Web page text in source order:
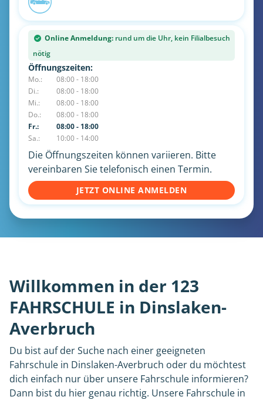
Online Anmeldung: rund um die Uhr, kein Filialbesuch
nötig
Öffnungszeiten:
Mo.:
08:00 - 18:00
Di.:
08:00 - 18:00
Mi.:
08:00 - 18:00
Do.:
08:00 - 18:00
Fr.:
08:00 - 18:00
Sa.:
10:00 - 14:00
Die Öffnungszeiten können variieren. Bitte
vereinbaren Sie telefonisch einen Termin.
JETZT ONLINE ANMELDEN
Willkommen in der 123
FAHRSCHULE in Dinslaken-
Averbruch
Du bist auf der Suche nach einer geeigneten
Fahrschule in Dinslaken-Averbruch oder du möchtest
dich einfach nur über unsere Fahrschule informieren?
Dann bist du hier genau richtig. Unsere Fahrschule in